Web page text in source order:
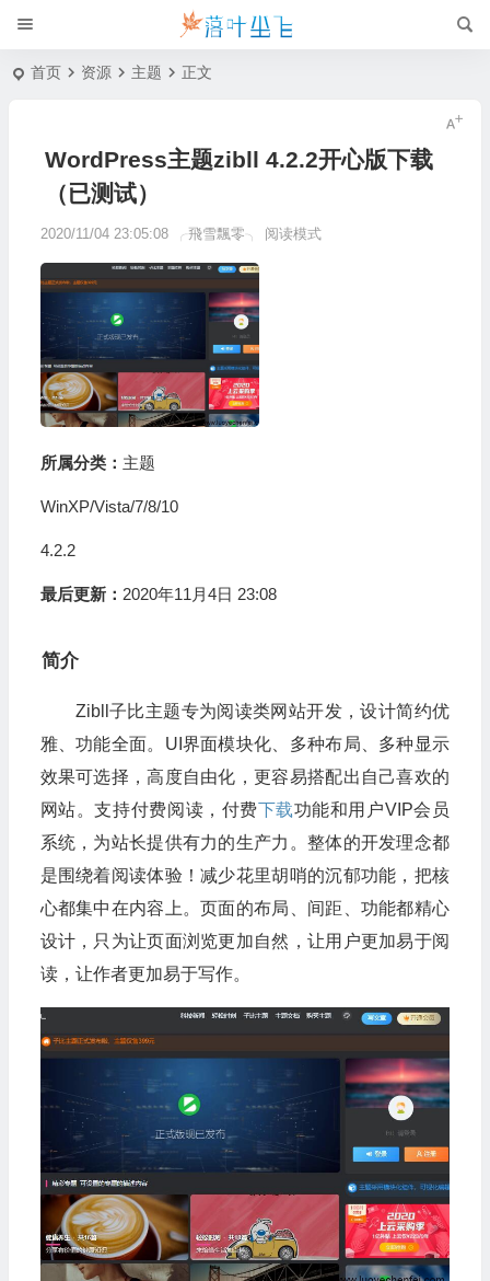
首页 资源 主题 正文
WordPress主题zibll 4.2.2开心版下载
（已测试）
2020/11/04 23:05:08 ╭飛雪飄零╮ 阅读模式
所属分类： 主题
WinXP/Vista/7/8/10
4.2.2
最后更新： 2020年11月4日 23:08
简介
Zibll子比主题专为阅读类网站开发，设计简约优
雅、功能全面。UI界面模块化、多种布局、多种显示
效果可选择，高度自由化，更容易搭配出自己喜欢的
网站。支持付费阅读，付费下载功能和用户VIP会员
系统，为站长提供有力的生产力。整体的开发理念都
是围绕着阅读体验！减少花里胡哨的沉郁功能，把核
心都集中在内容上。页面的布局、间距、功能都精心
设计，只为让页面浏览更加自然，让用户更加易于阅
读，让作者更加易于写作。